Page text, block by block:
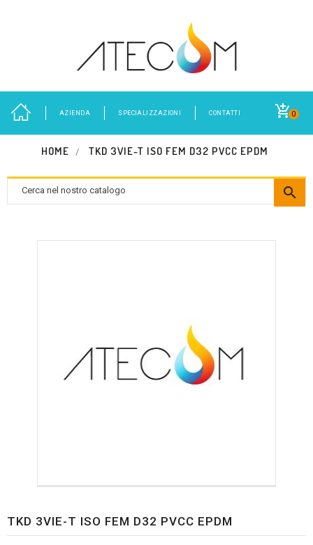
0
AZIENDA SPECIALIZZAZIONI CONTATTI
HOME TKD 3VIE-T ISO FEM D32 PVCC EPDM

TKD 3VIE-T ISO FEM D32 PVCC EPDM